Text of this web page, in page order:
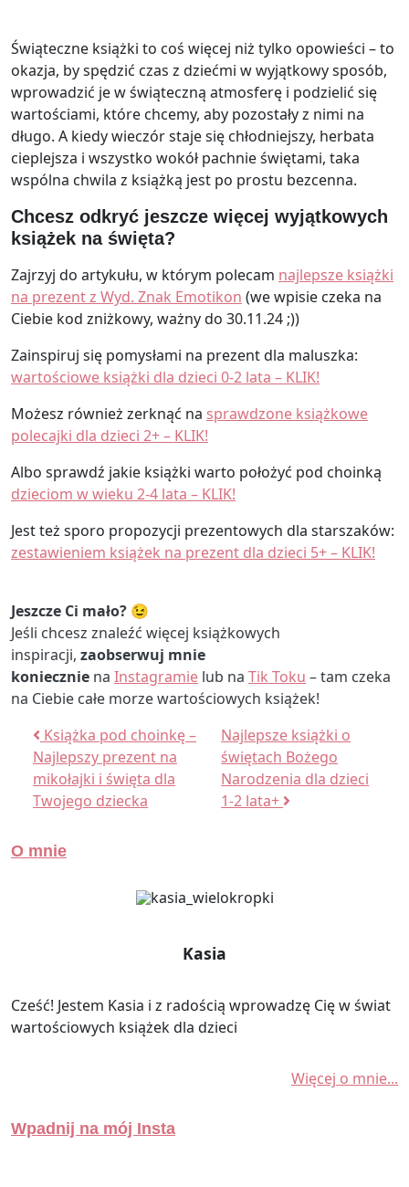
Świąteczne książki to coś więcej niż tylko opowieści – to
okazja, by spędzić czas z dziećmi w wyjątkowy sposób,
wprowadzić je w świąteczną atmosferę i podzielić się
wartościami, które chcemy, aby pozostały z nimi na
długo. A kiedy wieczór staje się chłodniejszy, herbata
cieplejsza i wszystko wokół pachnie świętami, taka
wspólna chwila z książką jest po prostu bezcenna.
Chcesz odkryć jeszcze więcej wyjątkowych
książek na święta?
Zajrzyj do artykułu, w którym polecam najlepsze książki
na prezent z Wyd. Znak Emotikon (we wpisie czeka na
Ciebie kod zniżkowy, ważny do 30.11.24 ;))
Zainspiruj się pomysłami na prezent dla maluszka:
wartościowe książki dla dzieci 0-2 lata – KLIK!
Możesz również zerknąć na sprawdzone książkowe
polecajki dla dzieci 2+ – KLIK!
Albo sprawdź jakie książki warto położyć pod choinką
dzieciom w wieku 2-4 lata – KLIK!
Jest też sporo propozycji prezentowych dla starszaków:
zestawieniem książek na prezent dla dzieci 5+ – KLIK!
Jeszcze Ci mało? 😉
Jeśli chcesz znaleźć więcej książkowych
inspiracji, zaobserwuj mnie
koniecznie na Instagramie lub na Tik Toku – tam czeka
na Ciebie całe morze wartościowych książek!
Nawigacja wpisu
Książka pod choinkę –
Najlepszy prezent na
mikołajki i święta dla
Twojego dziecka
Najlepsze książki o
świętach Bożego
Narodzenia dla dzieci
1-2 lata+
O mnie
Kasia
Cześć! Jestem Kasia i z radością wprowadzę Cię w świat
wartościowych książek dla dzieci
Więcej o mnie...
Wpadnij na mój Insta